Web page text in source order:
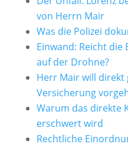
von Herrn Mair
Was die Polizei
Einwand: Reicht
auf der Drohne?
Herr Mair will direkt
Versicherung
Warum das direkte
erschwert wird
Rechtliche